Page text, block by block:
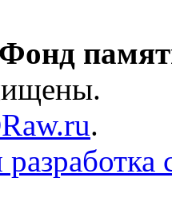
Фонд
.
разработка